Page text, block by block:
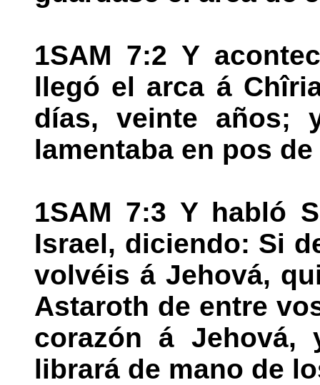
1SAM 7:2 Y
llegó el arca á
días, veinte años;
lamentaba en pos
1SAM 7:3 Y habló
Israel, diciendo: Si
volvéis á Jehová,
Astaroth de entre
corazón á
librará de mano de